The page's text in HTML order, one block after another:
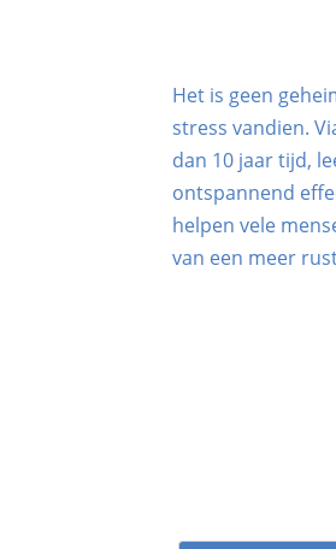
Het is geen
stress vandien.
dan 10 jaar tijd,
ontspannend
helpen vele
van een meer